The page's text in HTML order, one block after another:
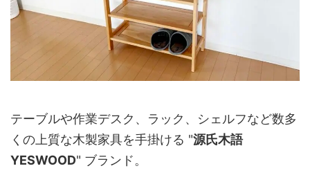
テーブルや作業デスク、ラック、シェルフなど数多
くの上質な木製家具を手掛ける "源氏木語
YESWOOD" ブランド。